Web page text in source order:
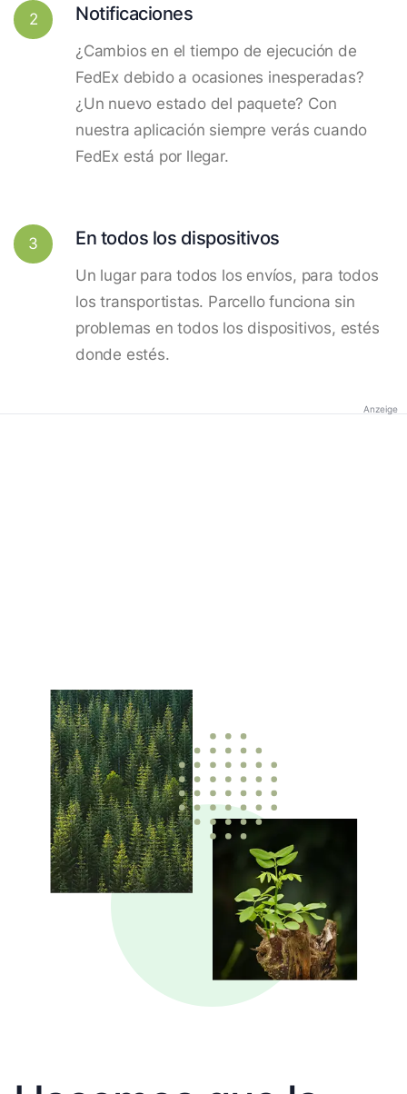
2 Notificaciones
¿Cambios en el tiempo de ejecución de
FedEx debido a ocasiones inesperadas?
¿Un nuevo estado del paquete? Con
nuestra aplicación siempre verás cuando
FedEx está por llegar.
3 En todos los dispositivos
Un lugar para todos los envíos, para todos
los transportistas. Parcello funciona sin
problemas en todos los dispositivos, estés
donde estés.
Anzeige